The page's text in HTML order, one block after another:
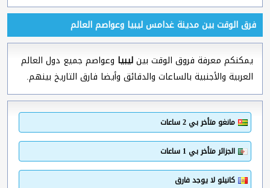
فرق الوقت بين مدينة غدامس ليبيا وعواصم العالم
يمكنكم معرفة فروق الوقت بينليبيا وعواصم جميع دول العالم
العربية والأجنبية بالساعات والدقائق وأيضا فارق التاريخ بينهم.
مانغو متأخر بي 2 ساعات
الجزائر متأخر بي 1 ساعات
كانيلو لا يوجد فارق